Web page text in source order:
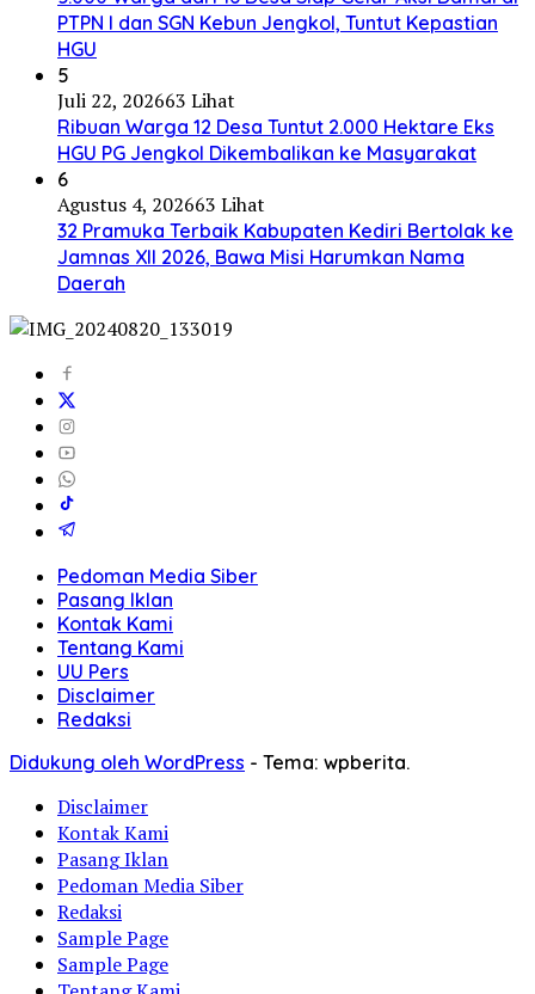
PTPN I dan SGN Kebun Jengkol, Tuntut Kepastian
HGU
5
Juli 22, 202663 Lihat
Ribuan Warga 12 Desa Tuntut 2.000 Hektare Eks
HGU PG Jengkol Dikembalikan ke Masyarakat
6
Agustus 4, 202663 Lihat
32 Pramuka Terbaik Kabupaten Kediri Bertolak ke
Jamnas XII 2026, Bawa Misi Harumkan Nama
Daerah
Pedoman Media Siber
Pasang Iklan
Kontak Kami
Tentang Kami
UU Pers
Disclaimer
Redaksi
Didukung oleh WordPress - Tema: wpberita.
Disclaimer
Kontak Kami
Pasang Iklan
Pedoman Media Siber
Redaksi
Sample Page
Sample Page